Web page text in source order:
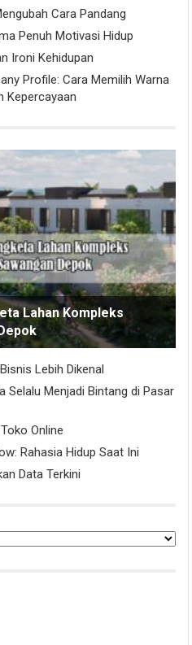
Cara Pandang
Penuh Motivasi Hidup
Ironi Kehidupan
Profile: Cara Memilih Warna
Kepercayaan
Lahan Kompleks
Lebih Dikenal
Selalu Menjadi Bintang di Pasar
Online
Rahasia Hidup Saat Ini
Data Terkini